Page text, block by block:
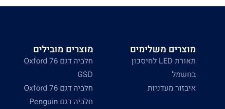
מוצרים משלימים
תאורת LED לחיסכון
בחשמל
איבזור מעדניות
מוצרים מובילים
חלביה דגם Oxford 76
GSD
חלביה דגם Oxford 76
חלביה דגם Penguin